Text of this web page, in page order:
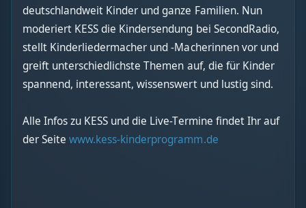
deutschlandweit Kinder und ganze Familien. Nun
moderiert KESS die Kindersendung bei SecondRadio,
stellt Kinderliedermacher und -Macherinnen vor und
greift unterschiedlichste Themen auf, die für Kinder
spannend, interessant, wissenswert und lustig sind.
Alle Infos zu KESS und die Live-Termine findet Ihr auf
der Seitewww.kess-kinderprogramm.de